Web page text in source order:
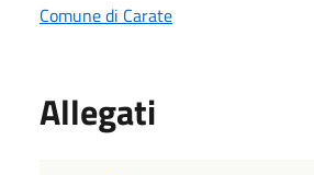
Comune di Carate
Allegati